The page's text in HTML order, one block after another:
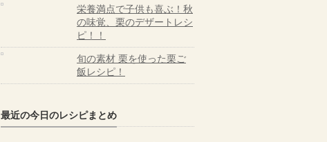
栄養満点で子供も喜ぶ！秋
の味覚、栗のデザートレシ
ピ！！
旬の素材 栗を使った栗ご
飯レシピ！
最近の今日のレシピまとめ